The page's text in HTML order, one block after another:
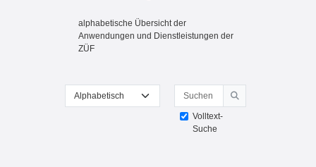
alphabetische Übersicht der
Anwendungen und Dienstleistungen der
ZÜF
Sie können das Glossar über das Suchfeld oder das
Suchen
Suchen
Volltext-
Suche